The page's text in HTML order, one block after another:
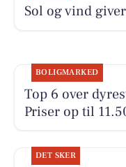
Sol og vind
BOLIGMARKED
Top 6 over
Priser op til
DET SKER